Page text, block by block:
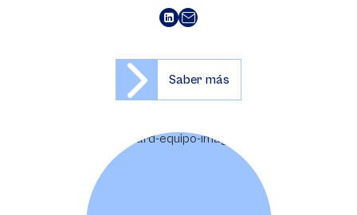
Saber más